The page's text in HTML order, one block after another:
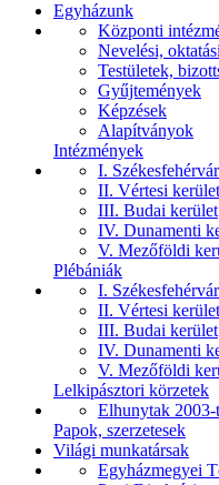
Egyházunk
Központi
Nevelési,
Testületek,
Gyűjtemények
Képzések
Alapítványok
Intézmények
I.
II. Vértesi kerület
III. Budai kerület
IV. Dunamenti
V. Mezőföldi
Plébániák
I.
II. Vértesi kerület
III. Budai kerület
IV. Dunamenti
V. Mezőföldi
Lelkipásztori körzetek
Elhunytak 2003-
Papok, szerzetesek
Világi munkatársak
Egyházmegyei